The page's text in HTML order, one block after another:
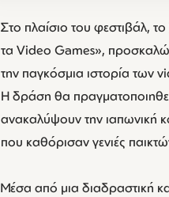
Στο πλαίσιο του φεστιβάλ, το
τα Video Games»,
την παγκόσμια ιστορία των
Η δράση θα πραγματοποιηθεί
ανακαλύψουν την ιαπωνική
που καθόρισαν γενιές
Μέσα από μια διαδραστική